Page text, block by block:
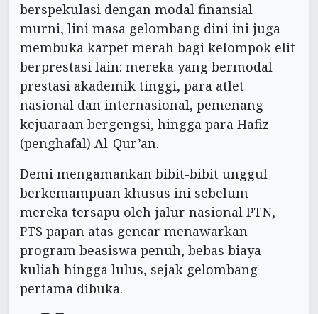
berspekulasi dengan modal finansial
murni, lini masa gelombang dini ini juga
membuka karpet merah bagi kelompok elit
berprestasi lain: mereka yang bermodal
prestasi akademik tinggi, para atlet
nasional dan internasional, pemenang
kejuaraan bergengsi, hingga para Hafiz
(penghafal) Al-Qur’an.
Demi mengamankan bibit-bibit unggul
berkemampuan khusus ini sebelum
mereka tersapu oleh jalur nasional PTN,
PTS papan atas gencar menawarkan
program beasiswa penuh, bebas biaya
kuliah hingga lulus, sejak gelombang
pertama dibuka.